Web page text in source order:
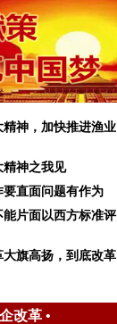
神，加快推进渔业
精神之我见
直面问题有作为
片面以西方标准评
旗高扬，到底改革
改革•